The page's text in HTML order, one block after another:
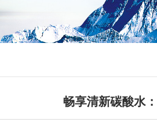
畅享清新碳酸水